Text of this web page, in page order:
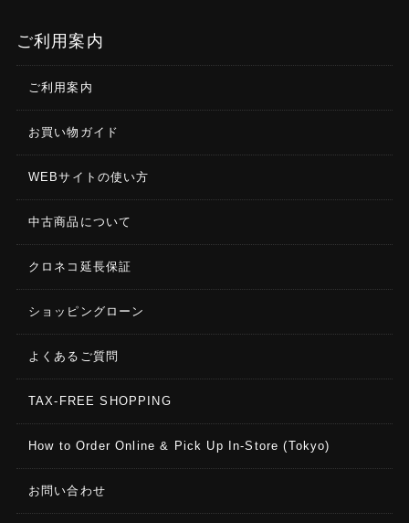
ご利用案内
ご利用案内
お買い物ガイド
WEBサイトの使い方
中古商品について
クロネコ延長保証
ショッピングローン
よくあるご質問
TAX-FREE SHOPPING
How to Order Online & Pick Up In-Store (Tokyo)
お問い合わせ